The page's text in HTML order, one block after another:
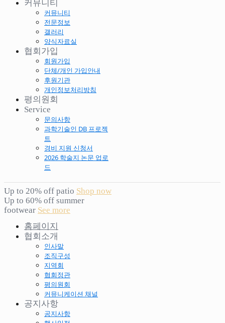
커뮤니티
커뮤니티
전문정보
갤러리
양식자료실
협회가입
회원가입
단체/개인 가입안내
후원기관
개인정보처리방침
평의원회
Service
문의사항
과학기술인 DB 프로젝
트
경비 지원 신청서
2026 학술지 논문 업로
드
Up to 20% off patio Shop now
Up to 60% off summer
footwear See more
홈페이지
협회소개
인사말
조직구성
지역회
협회정관
평의원회
커뮤니케이션 채널
공지사항
공지사항